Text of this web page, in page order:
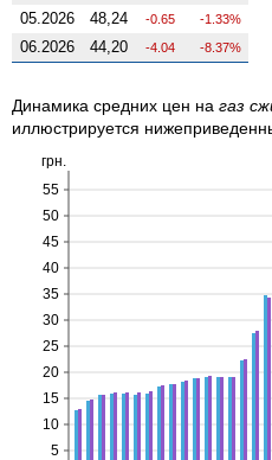
05.2026 48,24 -0.65 -1.33%
06.2026 44,20 -4.04 -8.37%
Динамика средних цен на газ
иллюстрируется
5
10
15
20
25
30
35
40
45
50
55
грн.